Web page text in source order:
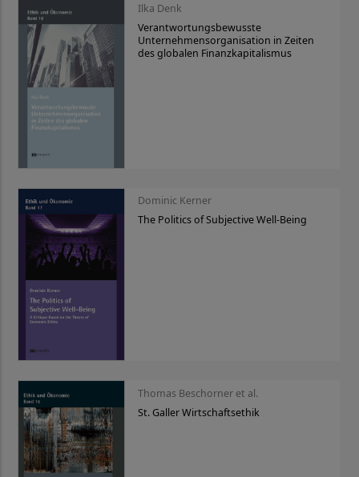
Ilka Denk
Verantwortungsbewusste
Unternehmensorganisation in Zeiten
des globalen Finanzkapitalismus
Dominic Kerner
The Politics of Subjective Well-Being
Thomas Beschorner et al.
St. Galler Wirtschaftsethik